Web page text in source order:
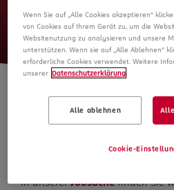
mehr verfügbar
Die Suche geht weiter
In unsererJobsuchefinden Sie
Wenn Sie auf „Alle Cookies akzeptieren“
von Cookies auf Ihrem Gerät zu, um die
Websitenutzung zu analysieren und unsere
unterstützen. Wenn sie auf „Alle Ablehnen“
erforderliche Cookies verwendet. Weitere
unserer Datenschutzerklärung
Alle ablehnen
Cookie-